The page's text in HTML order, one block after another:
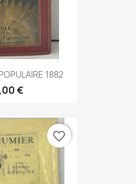
1882
€
favorite_border